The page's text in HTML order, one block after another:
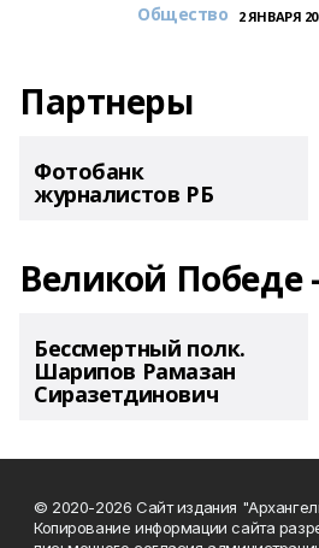
Общество 2 ЯНВАРЯ
Партнеры
Фотобанк
журналистов РБ
Великой Победе
Бессмертный полк.
Шарипов Рамазан
Сиразетдинович
© 2020-2026 Сайт издания
Копирование информации сайта